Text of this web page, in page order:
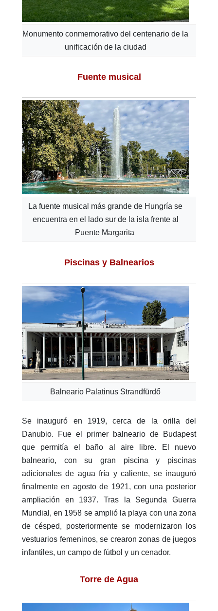
Monumento conmemorativo del centenario de la
unificación de la ciudad
Fuente musical
La fuente musical más grande de Hungría se
encuentra en el lado sur de la isla frente al
Puente Margarita
Piscinas y Balnearios
Balneario Palatinus Strandfürdő
Se inauguró en 1919, cerca de la orilla del
Danubio. Fue el primer balneario de Budapest
que permitía el baño al aire libre. El nuevo
balneario, con su gran piscina y piscinas
adicionales de agua fría y caliente, se inauguró
finalmente en agosto de 1921, con una posterior
ampliación en 1937. Tras la Segunda Guerra
Mundial, en 1958 se amplió la playa con una zona
de césped, posteriormente se modernizaron los
vestuarios femeninos, se crearon zonas de juegos
infantiles, un campo de fútbol y un cenador.
Torre de Agua